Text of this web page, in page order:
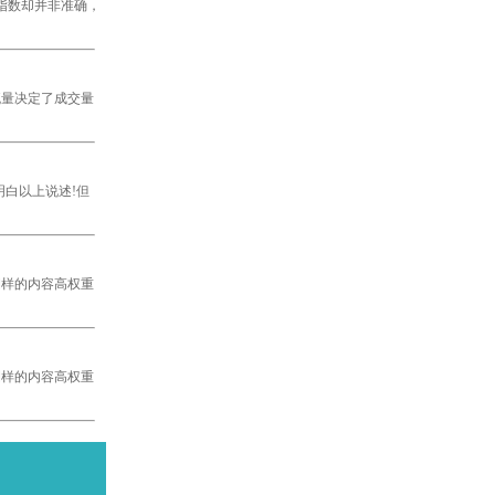
却并非准确，
决定了成交量
白以上说述!但
的内容高权重
的内容高权重